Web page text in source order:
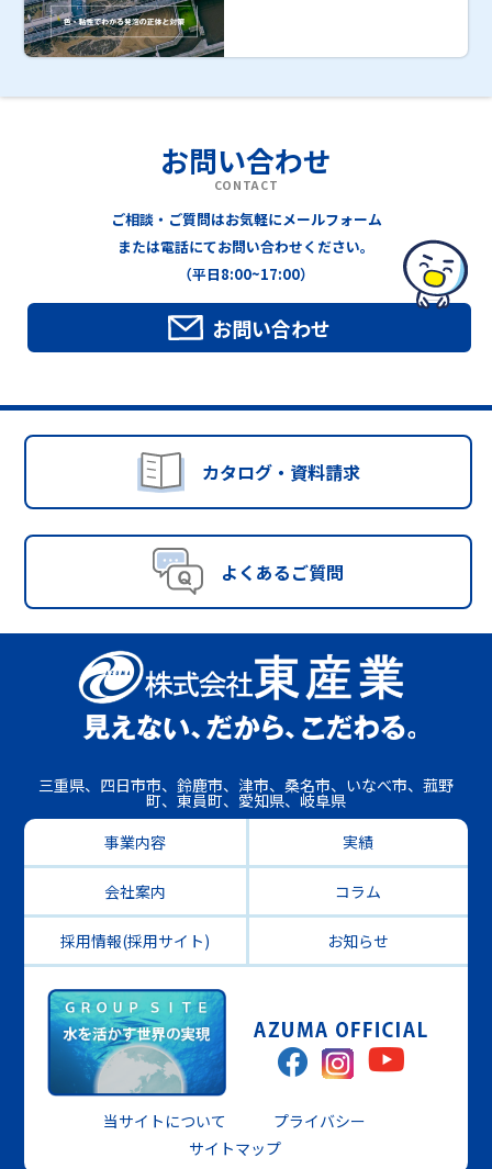
お問い合わせ
CONTACT
ご相談・ご質問はお気軽にメールフォーム
または電話にてお問い合わせください。
（平日8:00~17:00）
お問い合わせ
カタログ・資料請求
よくあるご質問
三重県、四日市市、鈴鹿市、津市、桑名市、いなべ市、菰野
町、東員町、愛知県、岐阜県
事業内容
実績
会社案内 コラム
採用情報(採用サイト) お知らせ
当サイトについて
プライバシー
サイトマップ